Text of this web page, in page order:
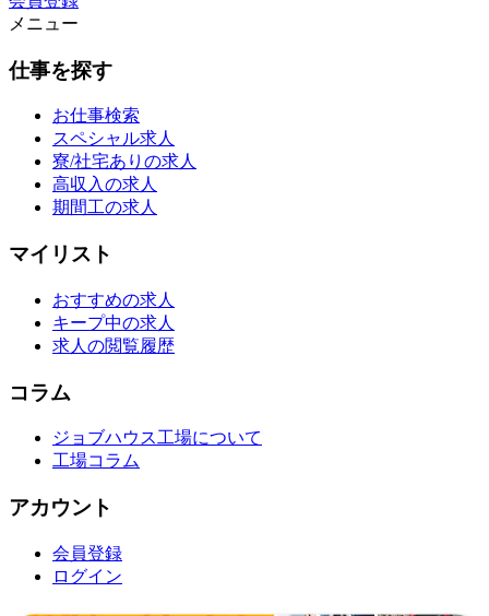
メニュー
仕事を探す
お仕事検索
スペシャル求人
寮/社宅ありの求人
高収入の求人
期間工の求人
マイリスト
おすすめの求人
キープ中の求人
求人の閲覧履歴
コラム
ジョブハウス工場について
工場コラム
アカウント
会員登録
ログイン